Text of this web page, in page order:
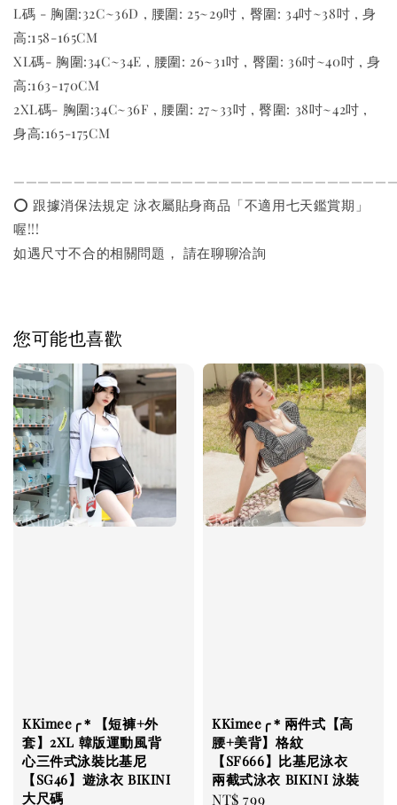
L碼 - 胸圍:32C~36D , 腰圍: 25~29吋 , 臀圍: 34吋~38吋 , 身
高:158-165CM
XL碼- 胸圍:34C~34E , 腰圍: 26~31吋 , 臀圍: 36吋~40吋 , 身
高:163-170CM
2XL碼- 胸圍:34C~36F , 腰圍: 27~33吋 , 臀圍: 38吋~42吋 ,
身高:165-175CM
⭕️ 跟據消保法規定 泳衣屬貼身商品「不適用七天鑑賞期」
喔!!!
如遇尺寸不合的相關問題， 請在聊聊洽詢
您可能也喜歡
KKimee╭＊【短褲+外
套】2XL 韓版運動風背
心三件式泳裝比基尼
【SG46】遊泳衣 BIKINI
大尺碼
KKimee╭＊兩件式【高
腰+美背】格紋
【SF666】比基尼泳衣
兩截式泳衣 BIKINI 泳裝
Regular
NT$ 799